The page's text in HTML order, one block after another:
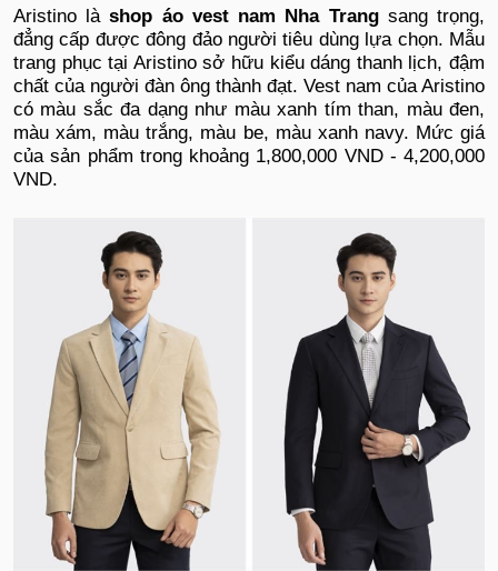
Aristino làshop áo vest nam Nha Trang sang trọng,
đẳng cấp được đông đảo người tiêu dùng lựa chọn. Mẫu
trang phục tại Aristino sở hữu kiểu dáng thanh lịch, đậm
chất của người đàn ông thành đạt. Vest nam của Aristino
có màu sắc đa dạng như màu xanh tím than, màu đen,
màu xám, màu trắng, màu be, màu xanh navy. Mức giá
của sản phẩm trong khoảng 1,800,000 VND - 4,200,000
VND.